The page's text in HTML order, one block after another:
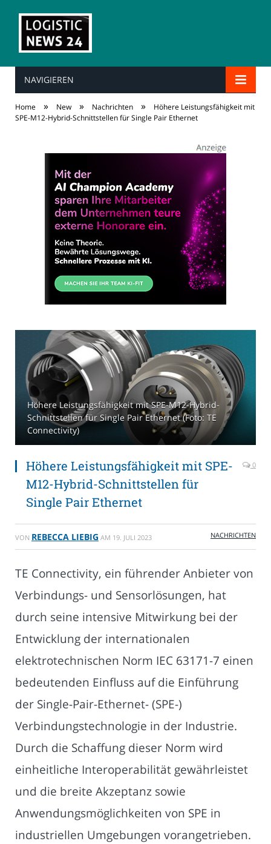
NAVIGIEREN
Home » New » Nachrichten »
Höhere Leistungsfähigkeit mit
SPE-M12-Hybrid-Schnittstellen für Single Pair Ethernet
Höhere Leistungsfähigkeit mit SPE-M12-Hybrid-
Schnittstellen für Single Pair Ethernet (Foto: TE
Connectivity)
Höhere Leistungsfähigkeit mit SPE-
M12-Hybrid-Schnittstellen für
Single Pair Ethernet
0
VON REBECCA LIEBIG AM 19. JULI 2023 NACHRICHTEN
TE Connectivity, ein führender Anbieter von
Verbindungs- und Sensorlösungen, hat
durch seine intensive Mitwirkung bei der
Entwicklung der internationalen
elektrotechnischen Norm IEC 63171-7 einen
bedeutenden Einfluss auf die Einführung
der Single-Pair-Ethernet- (SPE-)
Verbindungstechnologie in der Industrie.
Durch die Schaffung dieser Norm wird
einheitliche Interoperabilität gewährleistet
und die breite Akzeptanz sowie
Anwendungsmöglichkeiten von SPE in
industriellen Umgebungen vorangetrieben.